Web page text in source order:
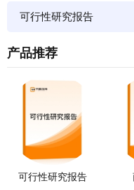
可行性研究报告
产品推荐
可行性研究报告